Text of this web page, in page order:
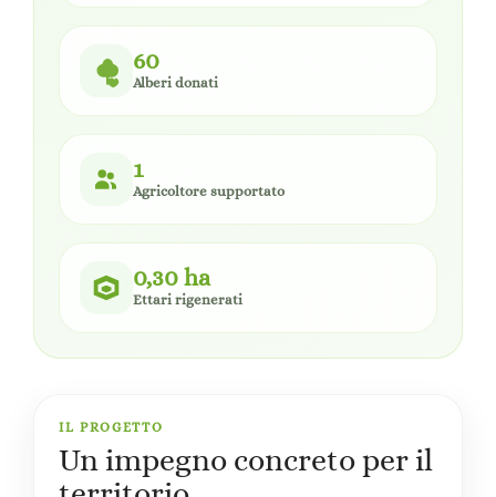
60
Alberi donati
1
Agricoltore supportato
0,30 ha
Ettari rigenerati
IL PROGETTO
Un impegno concreto per il